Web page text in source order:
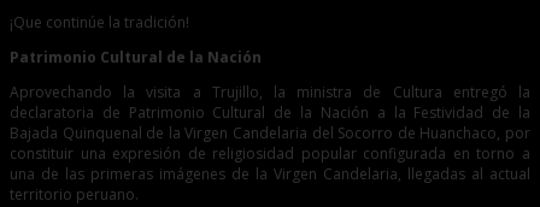
¡Que continúe la tradición!
Patrimonio Cultural de la Nación
Aprovechando la visita a Trujillo, la ministra de Cultura entregó la
declaratoria de Patrimonio Cultural de la Nación a la Festividad de la
Bajada Quinquenal de la Virgen Candelaria del Socorro de Huanchaco, por
constituir una expresión de religiosidad popular configurada en torno a
una de las primeras imágenes de la Virgen Candelaria, llegadas al actual
territorio peruano.